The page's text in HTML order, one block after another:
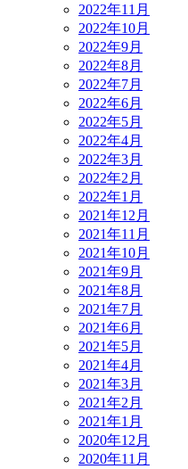
2022年11月
2022年10月
2022年9月
2022年8月
2022年7月
2022年6月
2022年5月
2022年4月
2022年3月
2022年2月
2022年1月
2021年12月
2021年11月
2021年10月
2021年9月
2021年8月
2021年7月
2021年6月
2021年5月
2021年4月
2021年3月
2021年2月
2021年1月
2020年12月
2020年11月